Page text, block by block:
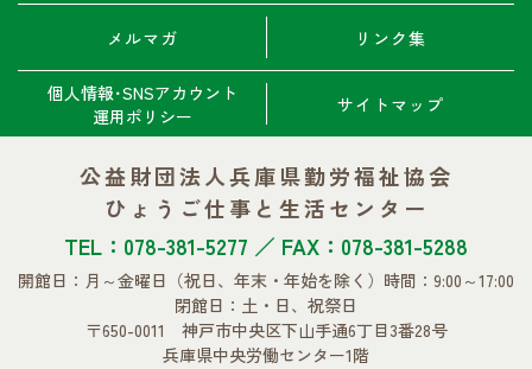
メルマガ リンク集
個人情報･SNSアカウント
運用ポリシー
サイトマップ
公益財団法人兵庫県勤労福祉協会
ひょうご仕事と生活センター
TEL：078-381-5277 ／ FAX：078-381-5288
開館日：月～金曜日 （祝日、年末・年始を除く） 時間：9:00～17:00
閉館日：土・日、祝祭日
〒650-0011 神戸市中央区下山手通6丁目3番28号
兵庫県中央労働センター1階